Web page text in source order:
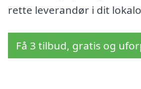
rette leverandør i dit
Få 3 tilbud, gratis og